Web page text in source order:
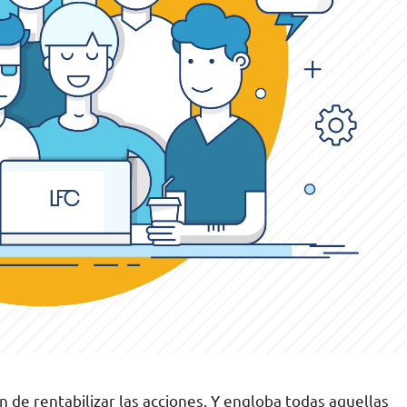
rentabilizar las acciones. Y engloba todas aquellas